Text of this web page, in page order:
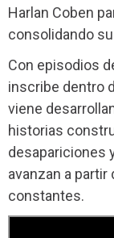
Harlan Coben
consolidando
Con episodios
inscribe dentro
viene
historias
desapariciones
avanzan a
constantes.